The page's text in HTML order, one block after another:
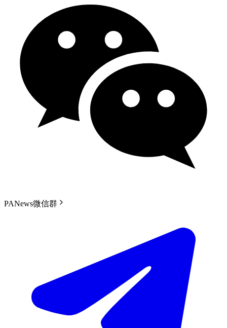
PANews微信群